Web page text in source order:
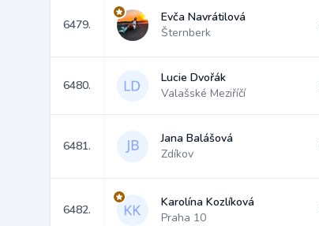
6479.
Evča Navrátilová
Šternberk
6480.
Lucie Dvořák
Valašské Meziříčí
6481.
Jana Balášová
Zdíkov
6482.
Karolína Kozlíková
Praha 10